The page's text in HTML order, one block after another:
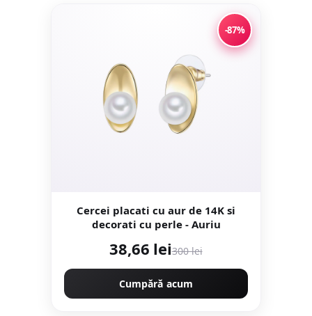
-87%
Cercei placati cu aur de 14K si
decorati cu perle - Auriu
38,66 lei300 lei
Cumpără acum